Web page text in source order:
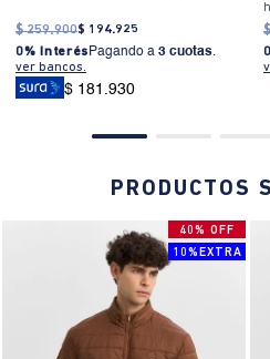
$ 259.900$ 194.925
0% Interés Pagando a 3 cuotas.
ver bancos.
$ 181.930
$
PRODUCTOS
40% OFF
10%EXTRA